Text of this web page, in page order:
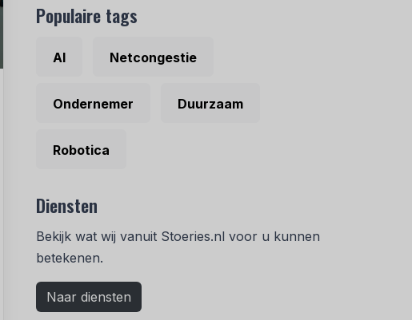
Populaire tags
AI Netcongestie
Ondernemer Duurzaam
Robotica
Diensten
Bekijk wat wij vanuit Stoeries.nl voor u kunnen
betekenen.
Naar diensten